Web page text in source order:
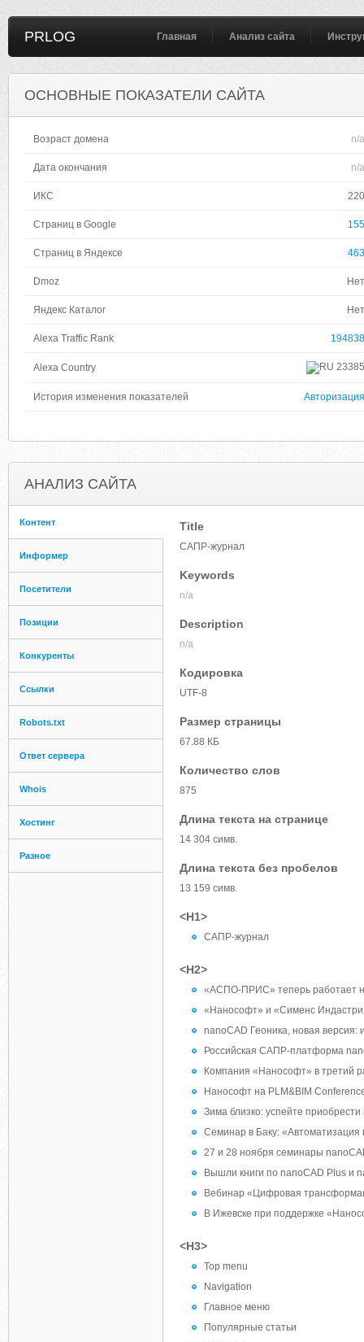
PRLOG Главная Анализ сайта
ОСНОВНЫЕ ПОКАЗАТЕЛИ САЙТА
Возраст домена n/a
Дата окончания n/a
ИКС 220
Страниц в Google 155
Страниц в Яндексе 463
Dmoz Нет
Яндекс Каталог Нет
Alexa Traffic Rank 194838
Alexa Country 23385
История изменения показателей Авторизация
АНАЛИЗ САЙТА
Контент
Информер
Посетители
Позиции
Конкуренты
Ссылки
Robots.txt
Ответ сервера
Whois
Хостинг
Разное
Title
САПР-журнал
Keywords
n/a
Description
n/a
Кодировка
UTF-8
Размер страницы
67.88 КБ
Количество слов
875
Длина текста на странице
14 304 симв.
Длина текста без пробелов
13 159 симв.
<H1>
САПР-журнал
<H2>
«АСПО-ПРИС» теперь работает
«Нанософт» и «Сименс Индастри
nanoCAD Геоника, новая версия:
Российская САПР-платформа
Компания «Нанософт» в третий
Нанософт на PLM&BIM
Зима близко: успейте
Семинар в Баку:
27 и 28 ноября семинары
Вышли книги по nanoCAD Plus и
Вебинар «Цифровая
В Ижевске при поддержке
<H3>
Top menu
Navigation
Главное меню
Популярные статьи